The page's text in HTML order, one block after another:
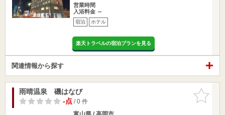
営業時間
入浴料金 ～
宿泊 ホテル
楽天トラベルの宿泊プランを見る
関連情報から探す
お気に入
りに追加
雨晴温泉 磯はなび
-点/ 0 件